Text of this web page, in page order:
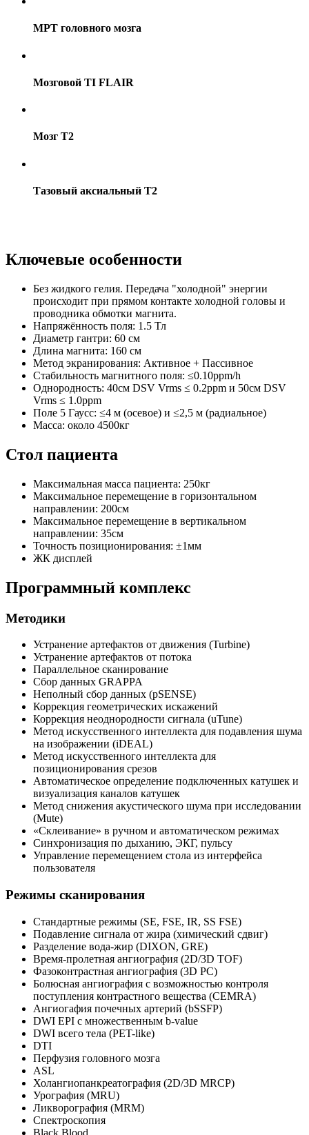
МРТ головного мозга
Мозговой TI FLAIR
Мозг Т2
Тазовый аксиальный Т2
Ключевые особенности
Без жидкого гелия. Передача "холодной" энергии
происходит при прямом контакте холодной головы и
проводника обмотки магнита.
Напряжённость поля: 1.5 Тл
Диаметр гантри: 60 см
Длина магнита: 160 см
Метод экранирования: Активное + Пассивное
Стабильность магнитного поля: ≤0.10ppm/h
Однородность: 40см DSV Vrms ≤ 0.2ppm и 50см DSV
Vrms ≤ 1.0ppm
Поле 5 Гаусс: ≤4 м (осевое) и ≤2,5 м (радиальное)
Масса: около 4500кг
Стол пациента
Максимальная масса пациента: 250кг
Максимальное перемещение в горизонтальном
направлении: 200см
Максимальное перемещение в вертикальном
направлении: 35см
Точность позиционирования: ±1мм
ЖК дисплей
Программный комплекс
Методики
Устранение артефактов от движения (Turbine)
Устранение артефактов от потока
Параллельное сканирование
Сбор данных GRAPPA
Неполный сбор данных (pSENSE)
Коррекция геометрических искажений
Коррекция неоднородности сигнала (uTune)
Метод искусственного интеллекта для подавления шума
на изображении (iDEAL)
Метод искусственного интеллекта для
позиционирования срезов
Автоматическое определение подключенных катушек и
визуализация каналов катушек
Метод снижения акустического шума при исследовании
(Mute)
«Склеивание» в ручном и автоматическом режимах
Синхронизация по дыханию, ЭКГ, пульсу
Управление перемещением стола из интерфейса
пользователя
Режимы сканирования
Стандартные режимы (SE, FSE, IR, SS FSE)
Подавление сигнала от жира (химический сдвиг)
Разделение вода-жир (DIXON, GRE)
Время-пролетная ангиография (2D/3D TOF)
Фазоконтрастная ангиография (3D PC)
Болюсная ангиография с возможностью контроля
поступления контрастного вещества (CEMRA)
Ангиогафия почечных артерий (bSSFP)
DWI EPI с множественным b-value
DWI всего тела (PET-like)
DTI
Перфузия головного мозга
ASL
Холангиопанкреатография (2D/3D MRCP)
Урография (MRU)
Ликворография (MRM)
Спектроскопия
Black Blood